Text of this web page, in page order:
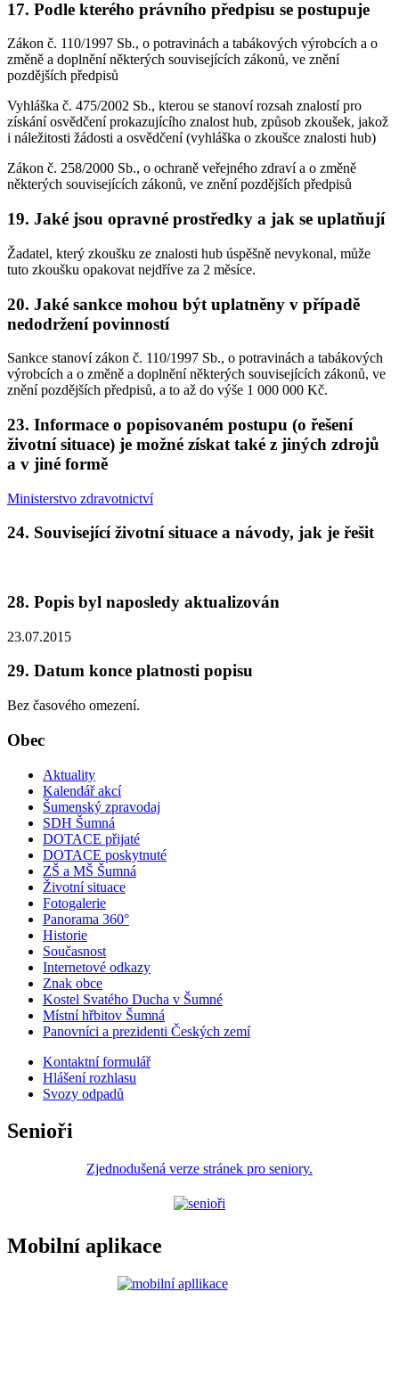
17. Podle kterého právního předpisu se postupuje
Zákon č. 110/1997 Sb., o potravinách a tabákových výrobcích a o
změně a doplnění některých souvisejících zákonů, ve znění
pozdějších předpisů
Vyhláška č. 475/2002 Sb., kterou se stanoví rozsah znalostí pro
získání osvědčení prokazujícího znalost hub, způsob zkoušek, jakož
i náležitosti žádosti a osvědčení (vyhláška o zkoušce znalosti hub)
Zákon č. 258/2000 Sb., o ochraně veřejného zdraví a o změně
některých souvisejících zákonů, ve znění pozdějších předpisů
19. Jaké jsou opravné prostředky a jak se uplatňují
Žadatel, který zkoušku ze znalosti hub úspěšně nevykonal, může
tuto zkoušku opakovat nejdříve za 2 měsíce.
20. Jaké sankce mohou být uplatněny v případě
nedodržení povinností
Sankce stanoví zákon č. 110/1997 Sb., o potravinách a tabákových
výrobcích a o změně a doplnění některých souvisejících zákonů, ve
znění pozdějších předpisů, a to až do výše 1 000 000 Kč.
23. Informace o popisovaném postupu (o řešení
životní situace) je možné získat také z jiných zdrojů
a v jiné formě
Ministerstvo zdravotnictví
24. Související životní situace a návody, jak je řešit
28. Popis byl naposledy aktualizován
23.07.2015
29. Datum konce platnosti popisu
Bez časového omezení.
Obec
Aktuality
Kalendář akcí
Šumenský zpravodaj
SDH Šumná
DOTACE přijaté
DOTACE poskytnuté
ZŠ a MŠ Šumná
Životní situace
Fotogalerie
Panorama 360°
Historie
Současnost
Internetové odkazy
Znak obce
Kostel Svatého Ducha v Šumné
Místní hřbitov Šumná
Panovníci a prezidenti Českých zemí
Kontaktní formulář
Hlášení rozhlasu
Svozy odpadů
Senioři
Zjednodušená verze stránek pro seniory.
Mobilní aplikace